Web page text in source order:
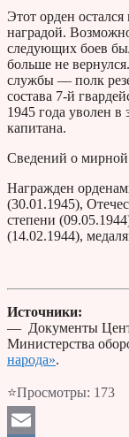
Этот орден
наградой.
следующих боев
больше не
службы — полк
состава 7-й
1945 года уволен в
капитана.
Сведений о
Награжден
(30.01.1945),
степени
(14.02.1944),
Источники:
— Документы
Министерства
народа».
⭐Просмотры: 173